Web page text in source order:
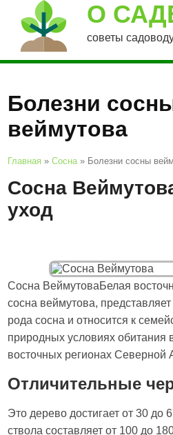
О
советы
Болезни
веймутова
Главная »Сосна» Болезни сосны
Сосна
уход
Сосна ВеймутоваБелая
сосна веймутова,
рода сосна и относится к
природных условиях обитания
восточных регионах Северной
Отличительные
Это дерево достигает от 30 до
ствола составляет от 100 до